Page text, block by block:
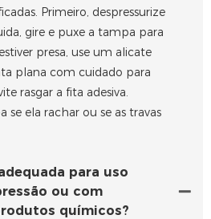
Primeiro, despressurize
gire e puxe a tampa para
presa, use um alicate
plana com cuidado para
rasgar a fita adesiva.
se ela rachar ou se as travas
para uso
ou com
químicos?